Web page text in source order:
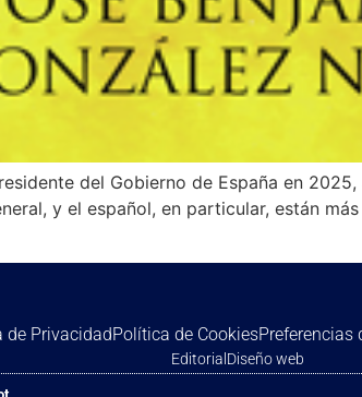
del Gobierno de España en
y el español, en particular, están
de PrivacidadPolítica de CookiesPreferencias
Editorial Diseño web